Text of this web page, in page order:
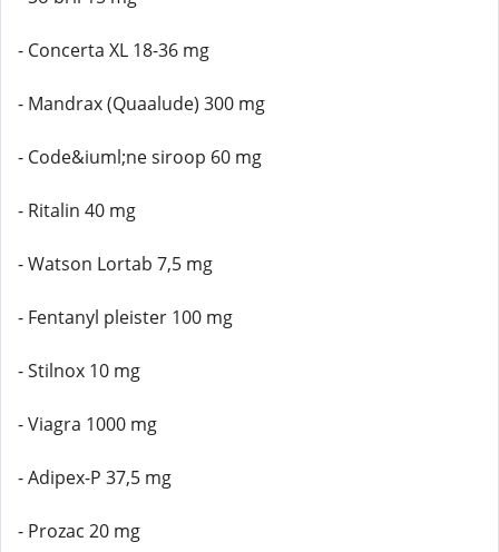
- Concerta XL 18-36 mg
- Mandrax (Quaalude) 300 mg
- Code&iuml;ne siroop 60 mg
- Ritalin 40 mg
- Watson Lortab 7,5 mg
- Fentanyl pleister 100 mg
- Stilnox 10 mg
- Viagra 1000 mg
- Adipex-P 37,5 mg
- Prozac 20 mg